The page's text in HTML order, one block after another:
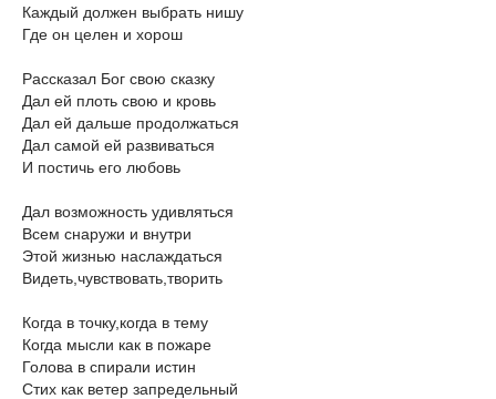
Каждый должен выбрать нишу
Где он целен и хорош
Рассказал Бог свою сказку
Дал ей плоть свою и кровь
Дал ей дальше продолжаться
Дал самой ей развиваться
И постичь его любовь
Дал возможность удивляться
Всем снаружи и внутри
Этой жизнью наслаждаться
Видеть,чувствовать,творить
Когда в точку,когда в тему
Когда мысли как в пожаре
Голова в спирали истин
Стих как ветер запредельный